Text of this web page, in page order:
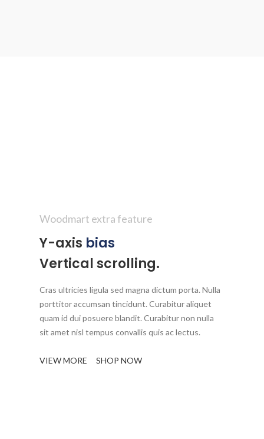
Woodmart extra feature
Y-axis bias
Vertical scrolling.
Cras ultricies ligula sed magna dictum porta. Nulla
porttitor accumsan tincidunt. Curabitur aliquet
quam id dui posuere blandit. Curabitur non nulla
sit amet nisl tempus convallis quis ac lectus.
VIEW MORE SHOP NOW